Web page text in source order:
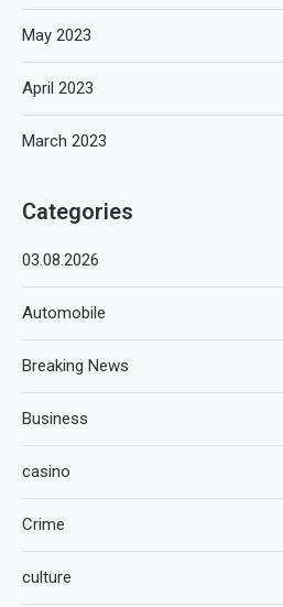
May 2023
April 2023
March 2023
Categories
03.08.2026
Automobile
Breaking News
Business
casino
Crime
culture